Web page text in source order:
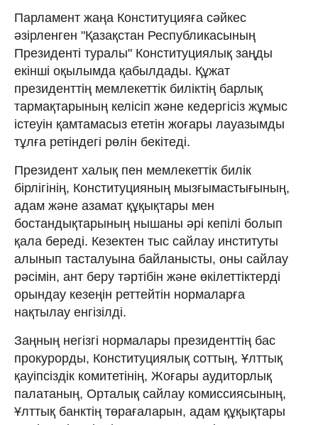
Парламент жаңа Конституцияға сәйкес
әзірленген "Қазақстан Республикасының
Президенті туралы" Конституциялық заңды
екінші оқылымда қабылдады. Құжат
президенттің мемлекеттік биліктің барлық
тармақтарының келісіп және кедергісіз жұмыс
істеуін қамтамасыз ететін жоғары лауазымды
тұлға ретіндегі рөлін бекітеді.
Президент халық пен мемлекеттік билік
бірлігінің, Конституцияның мызғымастығының,
адам және азамат құқықтары мен
бостандықтарының нышаны әрі кепілі болып
қала береді. Кезектен тыс сайлау институты
алынып тасталуына байланысты, оны сайлау
рәсімін, ант беру тәртібін және өкілеттіктерді
орындау кезеңін реттейтін нормаларға
нақтылау енгізілді.
Заңның негізгі нормалары президенттің бас
прокурорды, Конституциялық соттың, Ұлттық
қауіпсіздік комитетінің, Жоғары аудиторлық
палатаның, Орталық сайлау комиссиясының,
Ұлттық банктің төрағаларын, адам құқықтары